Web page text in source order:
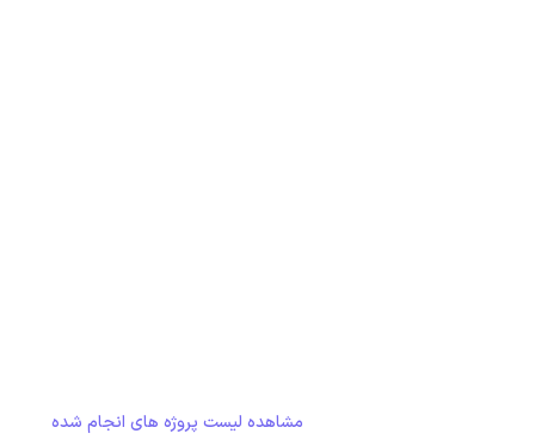
مشاهده لیست پروژه های انجام شده